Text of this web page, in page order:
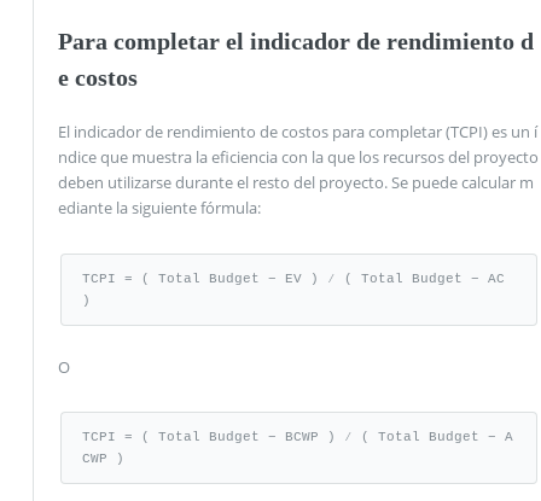
Para completar el indicador de rendimiento d
e costos
El indicador de rendimiento de costos para completar (TCPI) es un í
ndice que muestra la eficiencia con la que los recursos del proyecto
deben utilizarse durante el resto del proyecto. Se puede calcular m
ediante la siguiente fórmula:
TCPI = ( Total Budget − EV ) ⁄ ( Total Budget − AC
)
O
TCPI = ( Total Budget − BCWP ) ⁄ ( Total Budget − A
CWP )